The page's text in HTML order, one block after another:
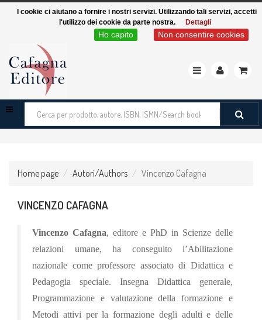
Toggle
Cerca
tra
Home page
Autori/Authors Vincenzo Cafagna
VINCENZO CAFAGNA
Vincenzo Cafagna, editore e PhD in Scienze delle
relazioni umane, ha conseguito l’Abilitazione
nazionale come professore associato di Didattica e
Pedagogia speciale. Insegna Didattica generale,
Programmazione e valutazione della formazione e
Metodi attivi per la formazione degli adulti e delle
I cookie ci aiutano a fornire i nostri servizi. Utilizzando tali servizi, accetti
l'utilizzo dei cookie da parte nostra.
Dettagli
Non consentire cookies
Ho capito